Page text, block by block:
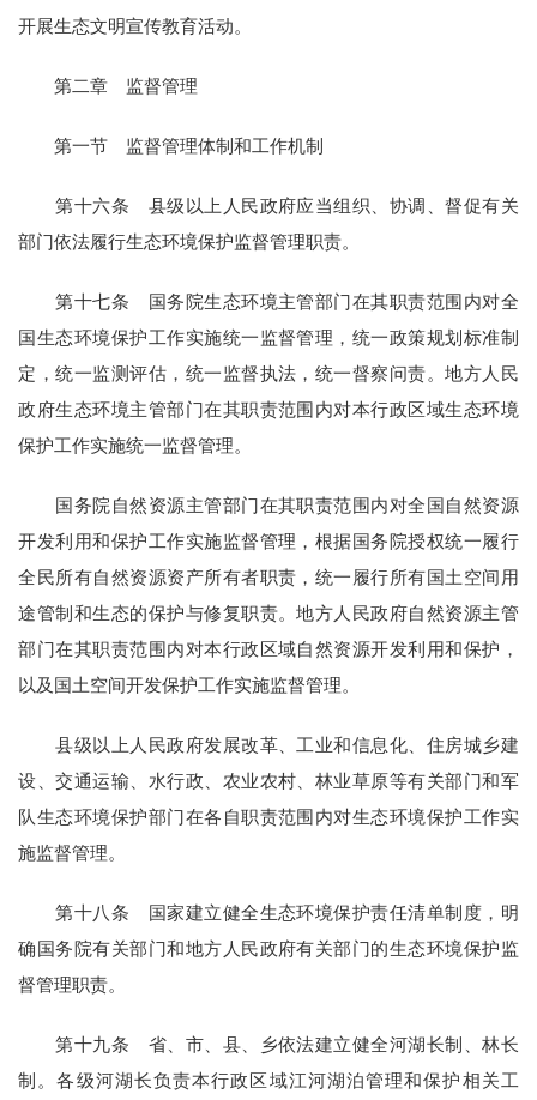
开展生态文明宣传教育活动。
第二章 监督管理
第一节 监督管理体制和工作机制
第十六条 县级以上人民政府应当组织、协调、督促有关
部门依法履行生态环境保护监督管理职责。
第十七条 国务院生态环境主管部门在其职责范围内对全
国生态环境保护工作实施统一监督管理，统一政策规划标准制
定，统一监测评估，统一监督执法，统一督察问责。地方人民
政府生态环境主管部门在其职责范围内对本行政区域生态环境
保护工作实施统一监督管理。
国务院自然资源主管部门在其职责范围内对全国自然资源
开发利用和保护工作实施监督管理，根据国务院授权统一履行
全民所有自然资源资产所有者职责，统一履行所有国土空间用
途管制和生态的保护与修复职责。地方人民政府自然资源主管
部门在其职责范围内对本行政区域自然资源开发利用和保护，
以及国土空间开发保护工作实施监督管理。
县级以上人民政府发展改革、工业和信息化、住房城乡建
设、交通运输、水行政、农业农村、林业草原等有关部门和军
队生态环境保护部门在各自职责范围内对生态环境保护工作实
施监督管理。
第十八条 国家建立健全生态环境保护责任清单制度，明
确国务院有关部门和地方人民政府有关部门的生态环境保护监
督管理职责。
第十九条 省、市、县、乡依法建立健全河湖长制、林长
制。各级河湖长负责本行政区域江河湖泊管理和保护相关工